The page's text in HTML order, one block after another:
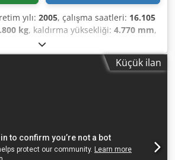
yılı: 2005, çalışma saatleri: 16.105
kg, kaldırma yüksekliği: 4.770 mm,
, yakıt türü:
, fork taşıyıcı genişliği:1.100 mm, boş
, çekiş tipi:
durumu: Yeni Arka iş lambası, ön iş
ön cam,
Küçük ilan